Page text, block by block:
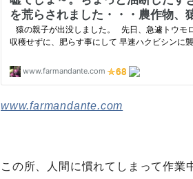
www.farmandante.com
この所、人間に慣れてしまって作業